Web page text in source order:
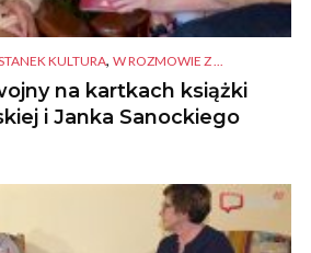
KULTURA, W ROZMOWIE Z ...
na kartkach książki
i Janka Sanockiego